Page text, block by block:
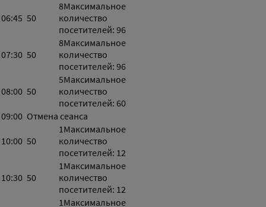
06:45 50
8Максимальное
количество
посетителей: 96
07:30 50
8Максимальное
количество
посетителей: 96
08:00 50
5Максимальное
количество
посетителей: 60
09:00 Отмена сеанса
10:00 50
1Максимальное
количество
посетителей: 12
10:30 50
1Максимальное
количество
посетителей: 12
1Максимальное